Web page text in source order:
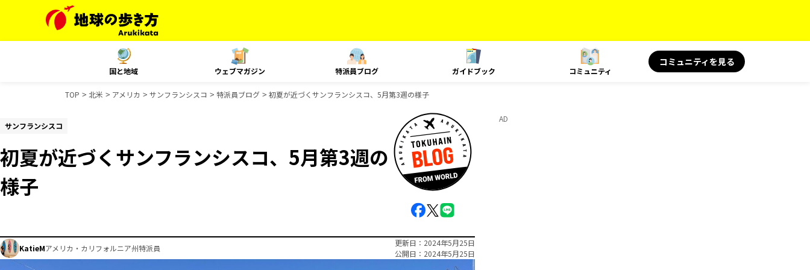
国と地域 ウェブマガジン 特派員ブログ ガイドブック コミュニティ
コミュニティを見る
TOP 北米 アメリカ サンフランシスコ 特派員ブログ 初夏が近づくサンフランシスコ、5月第3週の様子
サンフランシスコ
初夏が近づくサンフランシスコ、5月第3週の
様子
KatieMアメリカ・カリフォルニア州特派員
更新日
2024年5月25日
公開日
2024年5月25日
AD